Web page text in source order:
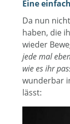
Eine
Da nun
haben, die
wieder
jede mal
wie es ihr
wunderbar
lässt: